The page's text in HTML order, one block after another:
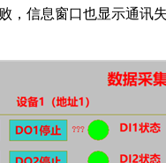
，信息窗口也显示通讯